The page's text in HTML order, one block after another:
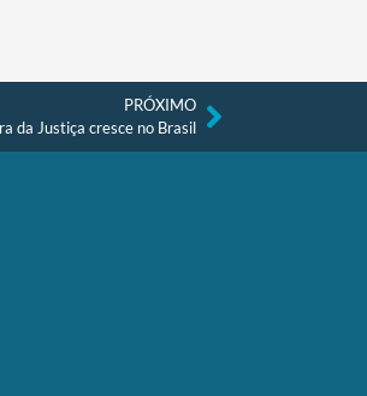
PRÓXIMO
da Justiça cresce no Brasil